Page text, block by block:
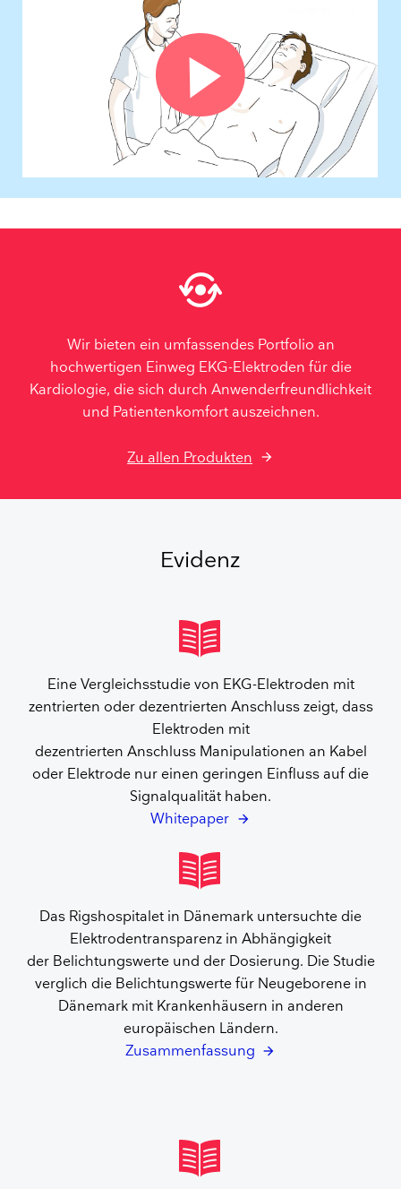
Wir bieten ein umfassendes Portfolio an
hochwertigen Einweg EKG-Elektroden für die
Kardiologie, die sich durch Anwenderfreundlichkeit
und Patientenkomfort auszeichnen.
Zu allen Produkten
Evidenz
Eine Vergleichsstudie von EKG-Elektroden mit
zentrierten oder dezentrierten Anschluss zeigt, dass
Elektroden mit
dezentrierten Anschluss Manipulationen an Kabel
oder Elektrode nur einen geringen Einfluss auf die
Signalqualität haben.
Whitepaper
Das Rigshospitalet in Dänemark untersuchte die
Elektrodentransparenz in Abhängigkeit
der Belichtungswerte und der Dosierung. Die Studie
verglich die Belichtungswerte für Neugeborene in
Dänemark mit Krankenhäusern in anderen
europäischen Ländern.
Zusammenfassung